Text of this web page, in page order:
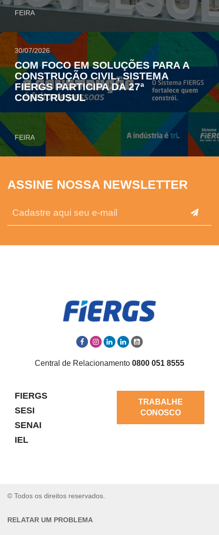
FEIRA
30/07/2026
COM FOCO EM SOLUÇÕES PARA A
CONSTRUÇÃO CIVIL, SISTEMA
FIERGS PARTICIPA DA 27ª
CONSTRUSUL
FEIRA
ASSINE NOSSA NEWSLETTER
Central de Relacionamento 0800 051 8555
FIERGS
SESI
SENAI
IEL
TRABALHE
CONOSCO
© Todos os direitos reservados.
RELATAR UM PROBLEMA